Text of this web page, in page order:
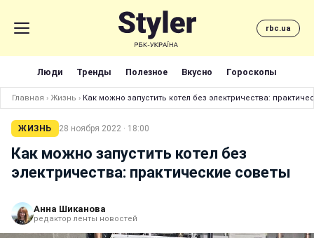
rbc.ua
Люди Тренды Полезное Вкусно Гороскопы
Главная › Жизнь › Как можно запустить котел без электричества:
ЖИЗНЬ 28 ноября 2022 · 18:00
Как можно запустить котел без
электричества: практические советы
Анна Шиканова
редактор ленты новостей